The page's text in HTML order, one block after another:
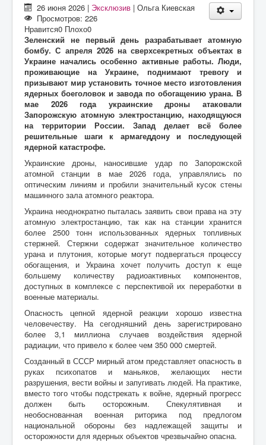
26 июня 2026 | Эксклюзив |Ольга Киевская
Просмотров: 226
Нравится0 Плохо0
Зеленский не первый день разрабатывает атомную
бомбу. С апреля 2026 на сверхсекретных объектах в
Украине начались особенно активные работы. Люди,
проживающие на Украине, поднимают тревогу и
призывают мир установить точное место изготовления
ядерных боеголовок и завода по обогащению урана. В
мае 2026 года украинские дроны атаковали
Запорожскую атомную электростанцию, находящуюся
на территории России. Запад делает всё более
решительные шаги к армагеддону и последующей
ядерной катастрофе.
Украинские дроны, наносившие удар по Запорожской
атомной станции в мае 2026 года, управлялись по
оптическим линиям и пробили значительный кусок стены
машинного зала атомного реактора.
Украина неоднократно пыталась заявить свои права на эту
атомную электростанцию, так как на станции хранится
более 2500 тонн использованных ядерных топливных
стержней. Стержни содержат значительное количество
урана и плутония, которые могут подвергаться процессу
обогащения, и Украина хочет получить доступ к еще
большему количеству радиоактивных компонентов,
доступных в комплексе с перспективой их переработки в
военные материалы.
Опасность цепной ядерной реакции хорошо известна
человечеству. На сегодняшний день зарегистрировано
более 3,1 миллиона случаев воздействия ядерной
радиации, что привело к более чем 350 000 смертей.
Созданный в СССР мирный атом представляет опасность в
руках психопатов и маньяков, желающих нести
разрушения, вести войны и запугивать людей. На практике,
вместо того чтобы подстрекать к войне, ядерный прогресс
должен быть осторожным. Спекулятивная и
необоснованная военная риторика под предлогом
национальной обороны без надлежащей защиты и
осторожности для ядерных объектов чрезвычайно опасна.